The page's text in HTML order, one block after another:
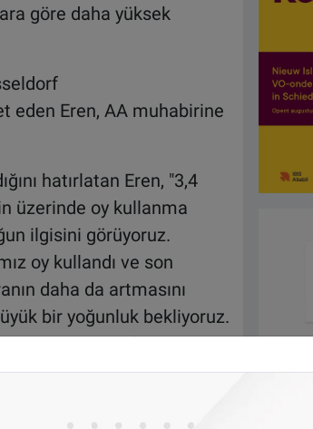
göre daha yüksek
eden Eren, AA muhabirine
hatırlatan Eren, "3,4
üzerinde oy kullanma
ilgisini görüyoruz.
oy kullandı ve son
daha da artmasını
bir yoğunluk bekliyoruz.
çağırıyoruz." ifadelerini
Sandıkların